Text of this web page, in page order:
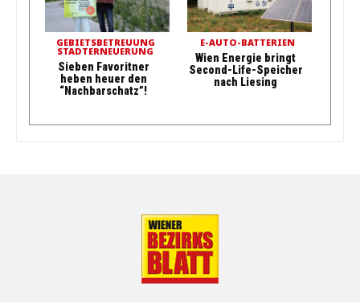
GEBIETSBETREUUNG
STADTERNEUERUNG
Sieben Favoritner
heben heuer den
“Nachbarschatz”!
E-AUTO-BATTERIEN
Wien Energie bringt
Second-Life-Speicher
nach Liesing